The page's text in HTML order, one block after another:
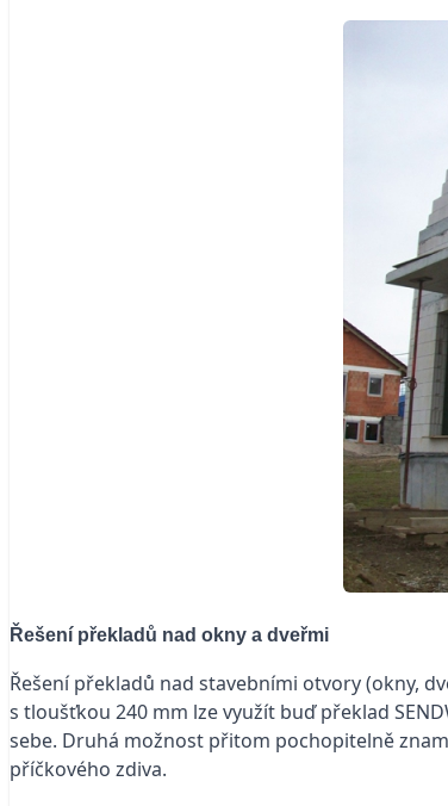
Řešení překladů nad okny a dveřmi
Řešení překladů nad stavebními otvory (okny,
s tloušťkou 240 mm lze využít buď překlad
sebe. Druhá možnost přitom pochopitelně
příčkového zdiva.